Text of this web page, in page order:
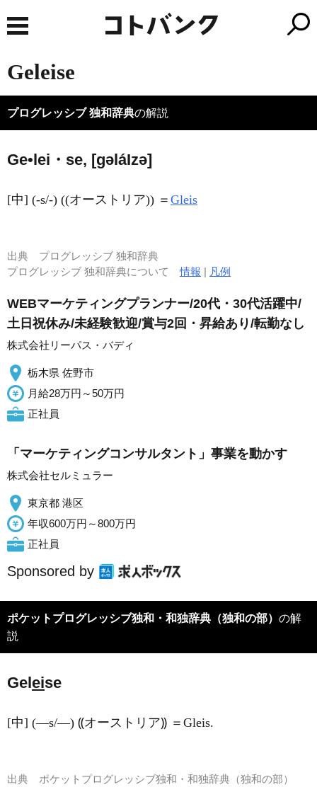
Geleise
プログレッシブ 独和辞典の解説
Ge•lei・se, [ɡəláIzə]
[中] (-s/-) ((オーストリア)) ＝ Gleis
出典 プログレッシブ 独和辞典
プログレッシブ 独和辞典について情報 | 凡例
WEBマーケティングプランナー/20代・30代活躍中/
土日祝休み/未経験歓迎/賞与2回・昇給あり/転勤なし
株式会社リーパス・バディ
栃木県 佐野市
月給28万円～50万円
正社員
「マーケティングコンサルタント」事業を動かす
株式会社セルミュラー
東京都 港区
年収600万円～800万円
正社員
Sponsored by
ポケットプログレッシブ独和・和独辞典（独和の部） の解
説
Geleise
[中] (―s/―) ⸨オーストリア⸩ ＝Gleis.
出典 ポケットプログレッシブ独和・和独辞典（独和の部）